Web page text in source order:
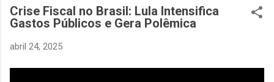
Crise Fiscal no Brasil: Lula Intensifica
Gastos Públicos e Gera Polêmica
abril 24, 2025